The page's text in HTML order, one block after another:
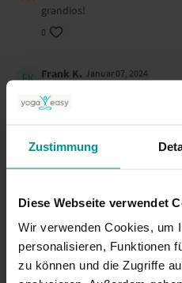
Zustimmung
Diese Webseite verwendet
Wir verwenden Cookies, um
personalisieren, Funktionen
zu können und die Zugriffe
grandios!
0
Frank K. Januar 07, 2024
Körperlich herausfordernd -
0
Birgit November 01, 2023
Eine super Stunde!